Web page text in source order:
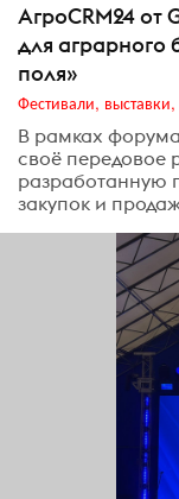
АгроCRM24 от
для аграрного
поля»
Фестивали, выставки,
В рамках
своё передовое
разработанную
закупок и